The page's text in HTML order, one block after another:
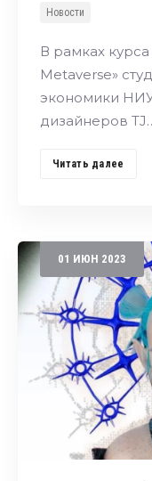
Новости
В рамках
Metaverse»
экономики
дизайнеров
Читать далее
01 ИЮН 2023